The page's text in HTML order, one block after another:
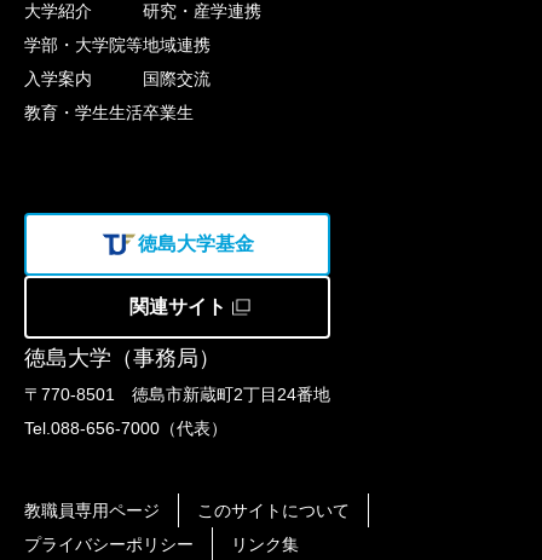
徳島大学（事務局）
〒770-8501 徳島市新蔵町2丁目24番地
Tel.088-656-7000（代表）
大学紹介
学部・大学院等
入学案内
教育・学生生活
研究・産学連携
地域連携
国際交流
卒業生
徳島大学基金
関連サイト
教職員専用ページ
このサイトについて
プライバシーポリシー
リンク集